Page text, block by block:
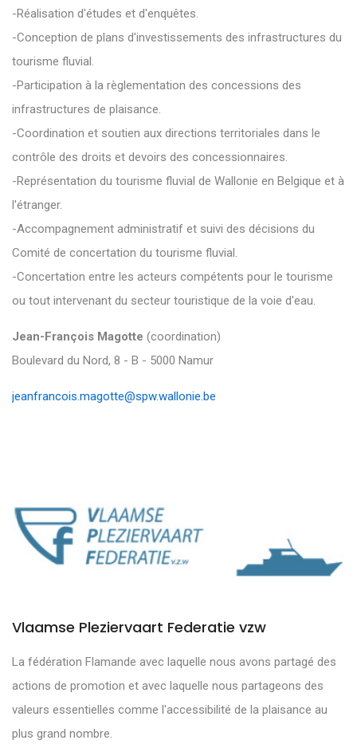
-Réalisation d'études et d'enquêtes.
-Conception de plans d'investissements des infrastructures du
tourisme fluvial.
-Participation à la règlementation des concessions des
infrastructures de plaisance.
-Coordination et soutien aux directions territoriales dans le
contrôle des droits et devoirs des concessionnaires.
-Représentation du tourisme fluvial de Wallonie en Belgique et à
l'étranger.
-Accompagnement administratif et suivi des décisions du
Comité de concertation du tourisme fluvial.
-Concertation entre les acteurs compétents pour le tourisme
ou tout intervenant du secteur touristique de la voie d'eau.
Jean-François Magotte (coordination)
Boulevard du Nord, 8 - B - 5000 Namur
jeanfrancois.magotte@spw.wallonie.be
Vlaamse Pleziervaart Federatie vzw
La fédération Flamande avec laquelle nous avons partagé des
actions de promotion et avec laquelle nous partageons des
valeurs essentielles comme l'accessibilité de la plaisance au
plus grand nombre.